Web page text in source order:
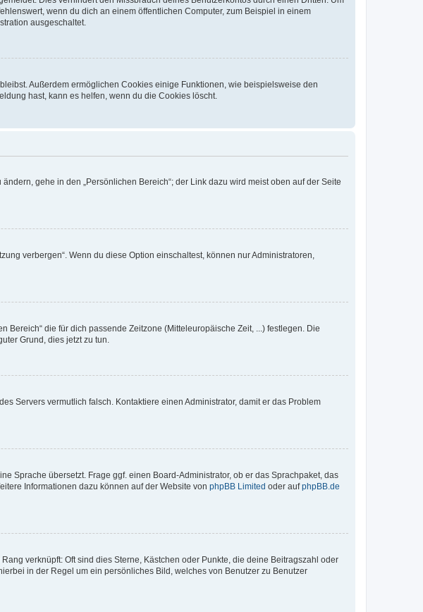
wenn du dich an einem öffentlichen Computer, zum Beispiel in einem
ausgeschaltet.
Außerdem ermöglichen Cookies einige Funktionen, wie beispielsweise den
hast, kann es helfen, wenn du die Cookies löscht.
gehe in den „Persönlichen Bereich“; der Link dazu wird meist oben auf der Seite
verbergen“. Wenn du diese Option einschaltest, können nur Administratoren,
die für dich passende Zeitzone (Mitteleuropäische Zeit, ...) festlegen. Die
Grund, dies jetzt zu tun.
Servers vermutlich falsch. Kontaktiere einen Administrator, damit er das Problem
Sprache übersetzt. Frage ggf. einen Board-Administrator, ob er das Sprachpaket, das
Informationen dazu können auf der Website von phpBB Limited oder aufphpBB.de
verknüpft: Oft sind dies Sterne, Kästchen oder Punkte, die deine Beitragszahl oder
in der Regel um ein persönliches Bild, welches von Benutzer zu Benutzer